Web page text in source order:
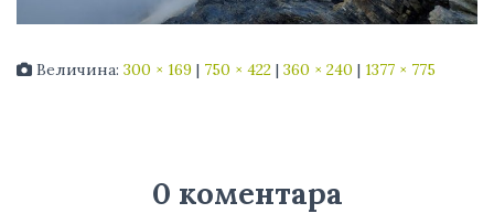
Величина: 300 × 169 | 750 × 422 | 360 × 240 | 1377 × 775
0 коментара